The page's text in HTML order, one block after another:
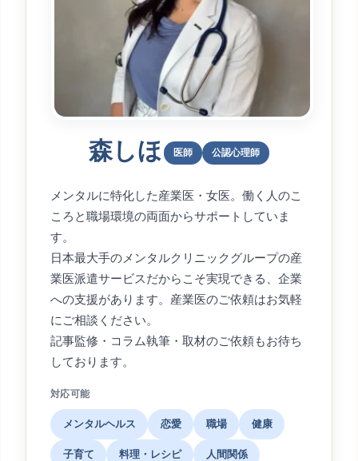
森しほ 医師 公認心理師
メンタルに特化した産業医・女医。働く人のこ
ころと職場環境の両面からサポートしていま
す。
日本最大手のメンタルクリニックグループの産
業医派遣サービスだからこそ実現できる、企業
への支援があります。産業医のご依頼はお気軽
にご相談ください。
記事監修・コラム執筆・取材のご依頼もお待ち
しております。
対応可能
メンタルヘルス 恋愛 職場 健康
子育て 料理・レシピ 人間関係